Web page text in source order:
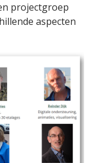
projectgroep
aspecten